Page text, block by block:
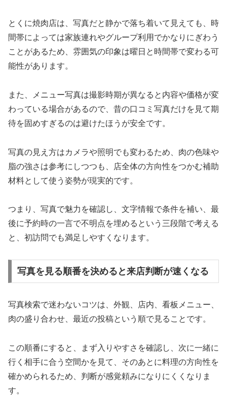
とくに焼肉店は、写真だと静かで落ち着いて見えても、時
間帯によっては家族連れやグループ利用でかなりにぎわう
ことがあるため、雰囲気の印象は曜日と時間帯で変わる可
能性があります。
また、メニュー写真は撮影時期が異なると内容や価格が変
わっている場合があるので、昔の口コミ写真だけを見て期
待を固めすぎるのは避けたほうが安全です。
写真の見え方はカメラや照明でも変わるため、肉の色味や
脂の強さは参考にしつつも、店全体の方向性をつかむ補助
材料として使う姿勢が現実的です。
つまり、写真で魅力を確認し、文字情報で条件を補い、最
後に予約時の一言で不明点を埋めるという三段階で考える
と、初訪問でも満足しやすくなります。
写真を見る順番を決めると来店判断が速くなる
写真検索で迷わないコツは、外観、店内、看板メニュー、
肉の盛り合わせ、最近の投稿という順で見ることです。
この順番にすると、まず入りやすさを確認し、次に一緒に
行く相手に合う空間かを見て、そのあとに料理の方向性を
確かめられるため、判断が感覚頼みになりにくくなりま
す。